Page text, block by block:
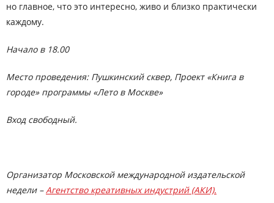
но главное, что это интересно, живо и близко практически
каждому.
Начало в 18.00
Место проведения: Пушкинский сквер, Проект «Книга в
городе» программы «Лето в Москве»
Вход свободный.
Организатор Московской международной издательской
недели –Агентство креативных индустрий (АКИ).